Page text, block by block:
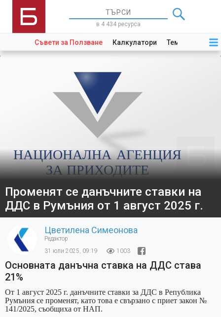
в 4 434 ресурса
Съвети за Ползване Калкулатори Теми Закони
Променят се данъчните ставки на
ДДС в Румъния от 1 август 2025 г.
Цветилена Симеонова
Редактор
31 юли 2025, 09:19
1003
Основната данъчна ставка на ДДС става
21%
От 1 август 2025 г. данъчните ставки за ДДС в Република
Румъния се променят, като това е свързано с приет закон №
141/2025, съобщиха от НАП.